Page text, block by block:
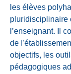
les élèves
pluridisciplinaire
l’enseignant. Il
de
objectifs, les
pédagogiques